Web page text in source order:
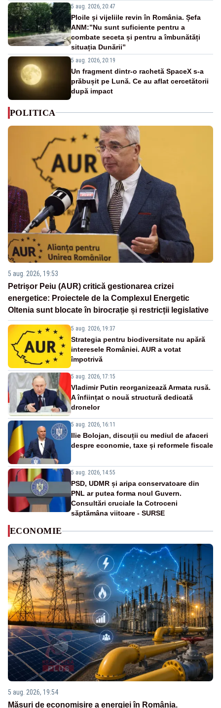
5 aug. 2026, 20:47
Ploile și vijeliile revin în România. Șefa
ANM:”Nu sunt suficiente pentru a
combate seceta și pentru a îmbunătăți
situația Dunării”
5 aug. 2026, 20:19
Un fragment dintr-o rachetă SpaceX s-a
prăbușit pe Lună. Ce au aflat cercetătorii
după impact
POLITICA
5 aug. 2026, 19:53
Petrișor Peiu (AUR) critică gestionarea crizei
energetice: Proiectele de la Complexul Energetic
Oltenia sunt blocate în birocrație și restricții legislative
5 aug. 2026, 19:37
Strategia pentru biodiversitate nu apără
interesele României. AUR a votat
împotrivă
5 aug. 2026, 17:15
Vladimir Putin reorganizează Armata rusă.
A înființat o nouă structură dedicată
dronelor
5 aug. 2026, 16:11
Ilie Bolojan, discuții cu mediul de afaceri
despre economie, taxe și reformele fiscale
5 aug. 2026, 14:55
PSD, UDMR și aripa conservatoare din
PNL ar putea forma noul Guvern.
Consultări cruciale la Cotroceni
săptămâna viitoare - SURSE
ECONOMIE
5 aug. 2026, 19:54
Măsuri de economisire a energiei în România.